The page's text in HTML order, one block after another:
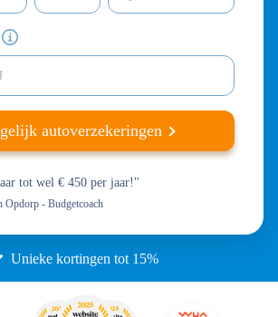
autoverzekeringen
tot wel € 450 per jaar!"
Opdorp - Budgetcoach
Unieke kortingen tot 15%